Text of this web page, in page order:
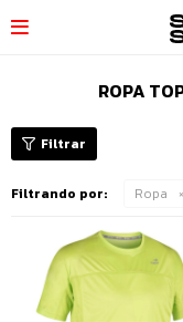

ROPA
Filtrando por: Ropa